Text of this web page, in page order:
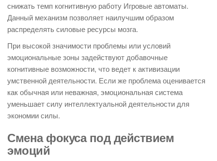
снижать темп когнитивную работу Игровые автоматы.
Данный механизм позволяет наилучшим образом
распределять силовые ресурсы мозга.
При высокой значимости проблемы или условий
эмоциональные зоны задействуют добавочные
когнитивные возможности, что ведет к активизации
умственной деятельности. Если же проблема оценивается
как обычная или неважная, эмоциональная система
уменьшает силу интеллектуальной деятельности для
экономии силы.
Смена фокуса под действием
эмоций